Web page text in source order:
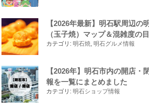
【2026年最新】明石駅周辺の
（玉子焼）マップ＆混雑度の
カテゴリ: 明石焼 明石グルメ情報
【2026年】明石市内の開店・
報を一覧にまとめました
カテゴリ: 明石ショップ情報